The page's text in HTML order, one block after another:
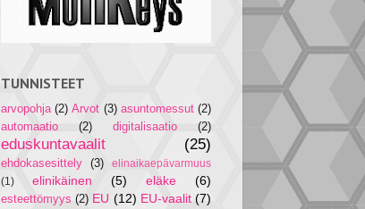
TUNNISTEET
arvopohja (2) Arvot (3) asuntomessut (2)
automaatio
(2) digitalisaatio (2)
eduskuntavaalit (25)
ehdokasesittely (3)
elinaikaepävarmuus
(1)
elinikäinen (5) eläke (6)
esteettömyys (2) EU (12) EU-vaalit (7)